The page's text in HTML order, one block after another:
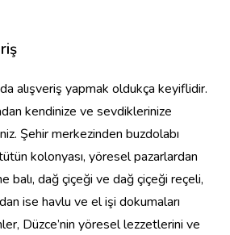
alışveriş yapmak oldukça keyiflidir.
kendinize ve sevdiklerinize
Şehir merkezinden buzdolabı
kolonyası, yöresel pazarlardan
balı, dağ çiçeği ve dağ çiçeği reçeli,
ise havlu ve el işi dokumaları
Düzce’nin yöresel lezzetlerini ve